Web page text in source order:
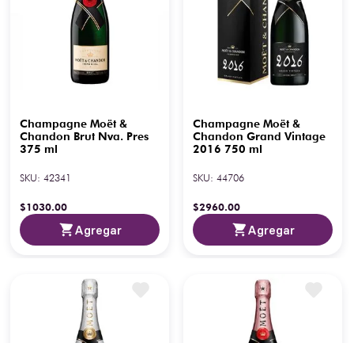
Champagne Moët &
Chandon Brut Nva. Pres
375 ml
SKU: 42341
$1030.00
Agregar
Champagne Moët &
Chandon Grand Vintage
2016 750 ml
SKU: 44706
$2960.00
Agregar